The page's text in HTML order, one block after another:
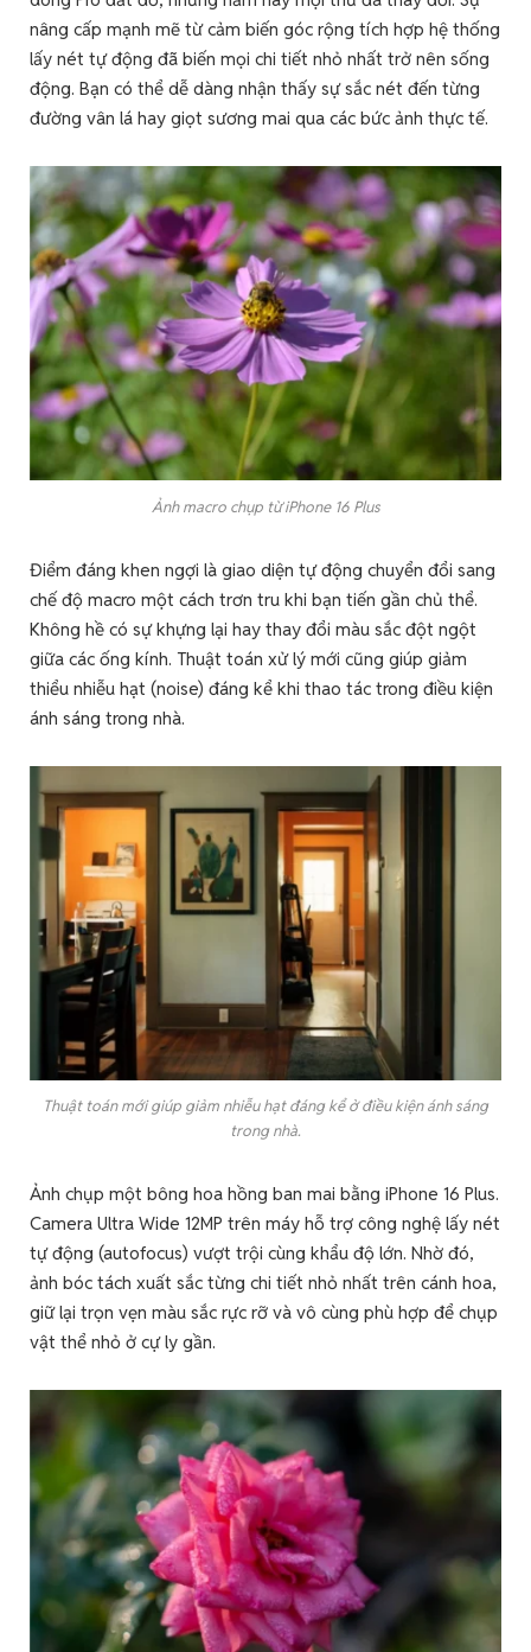
nâng cấp mạnh mẽ từ cảm biến góc rộng tích hợp hệ thống
lấy nét tự động đã biến mọi chi tiết nhỏ nhất trở nên sống
động. Bạn có thể dễ dàng nhận thấy sự sắc nét đến từng
đường vân lá hay giọt sương mai qua các bức ảnh thực tế.
Ảnh macro chụp từ iPhone 16 Plus
Điểm đáng khen ngợi là giao diện tự động chuyển đổi sang
chế độ macro một cách trơn tru khi bạn tiến gần chủ thể.
Không hề có sự khựng lại hay thay đổi màu sắc đột ngột
giữa các ống kính. Thuật toán xử lý mới cũng giúp giảm
thiểu nhiễu hạt (noise) đáng kể khi thao tác trong điều kiện
ánh sáng trong nhà.
Thuật toán mới giúp giảm nhiễu hạt đáng kể ở điều kiện ánh sáng
trong nhà.
Ảnh chụp một bông hoa hồng ban mai bằng iPhone 16 Plus.
Camera Ultra Wide 12MP trên máy hỗ trợ công nghệ lấy nét
tự động (autofocus) vượt trội cùng khẩu độ lớn. Nhờ đó,
ảnh bóc tách xuất sắc từng chi tiết nhỏ nhất trên cánh hoa,
giữ lại trọn vẹn màu sắc rực rỡ và vô cùng phù hợp để chụp
vật thể nhỏ ở cự ly gần.